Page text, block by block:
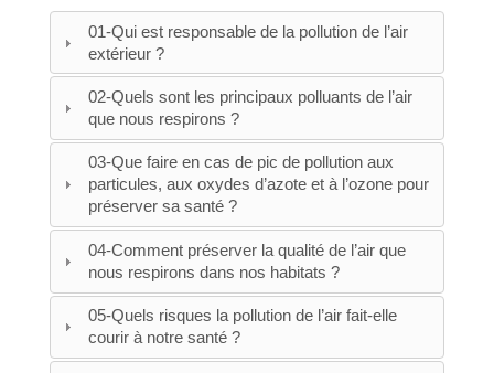
01-Qui est responsable de la pollution de l’air
extérieur ?
02-Quels sont les principaux polluants de l’air
que nous respirons ?
03-Que faire en cas de pic de pollution aux
particules, aux oxydes d’azote et à l’ozone pour
préserver sa santé ?
04-Comment préserver la qualité de l’air que
nous respirons dans nos habitats ?
05-Quels risques la pollution de l’air fait-elle
courir à notre santé ?